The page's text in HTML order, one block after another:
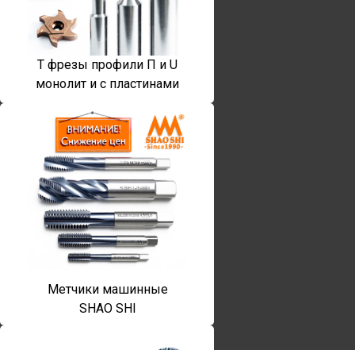
T фрезы профили П и U
монолит и с пластинами
Метчики машинные
SHAO SHI